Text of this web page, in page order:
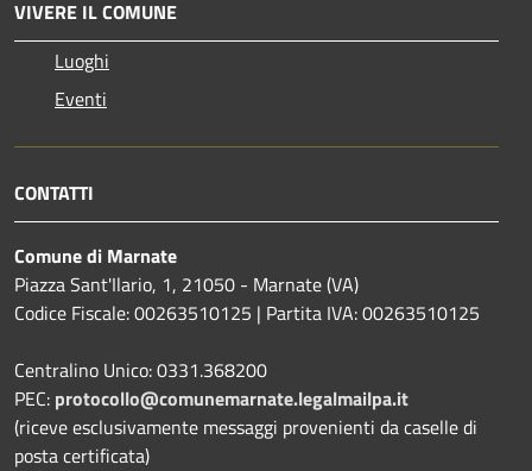
VIVERE IL COMUNE
Luoghi
Eventi
CONTATTI
Comune di Marnate
Piazza Sant'Ilario, 1, 21050 - Marnate (VA)
Codice Fiscale: 00263510125 | Partita IVA: 00263510125
Centralino Unico: 0331.368200
PEC: protocollo@comunemarnate.legalmailpa.it
(riceve esclusivamente messaggi provenienti da caselle di
posta certificata)